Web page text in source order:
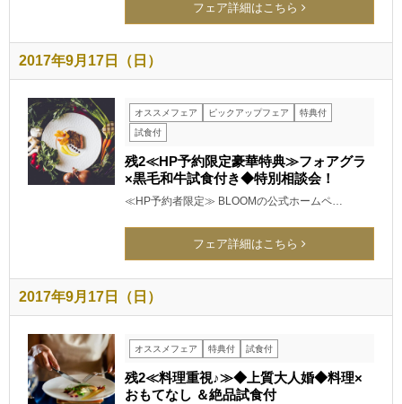
フェア詳細はこちら
2017年9月17日（日）
オススメフェア ピックアップフェア
特典付
試食付
残2≪HP予約限定豪華特典≫フォアグラ
×黒毛和牛試食付き◆特別相談会！
≪HP予約者限定≫ BLOOMの公式ホームペ…
フェア詳細はこちら
2017年9月17日（日）
オススメフェア 特典付 試食付
残2≪料理重視♪≫◆上質大人婚◆料理×
おもてなし ＆絶品試食付